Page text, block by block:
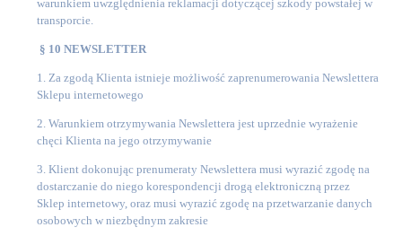
warunkiem uwzględnienia reklamacji dotyczącej szkody powstałej w
transporcie.
§ 10 NEWSLETTER
1. Za zgodą Klienta istnieje możliwość zaprenumerowania Newslettera
Sklepu internetowego
2. Warunkiem otrzymywania Newslettera jest uprzednie wyrażenie
chęci Klienta na jego otrzymywanie
3. Klient dokonując prenumeraty Newslettera musi wyrazić zgodę na
dostarczanie do niego korespondencji drogą elektroniczną przez
Sklep internetowy, oraz musi wyrazić zgodę na przetwarzanie danych
osobowych w niezbędnym zakresie